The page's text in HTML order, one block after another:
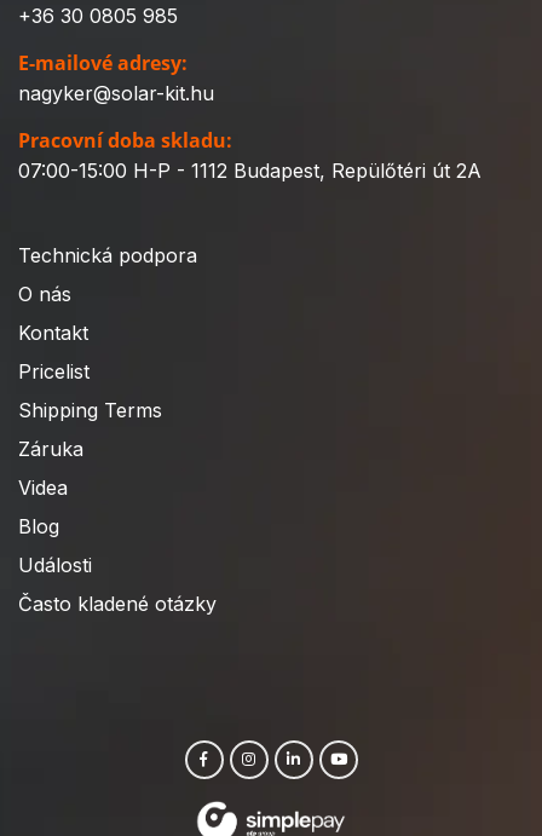
+36 30 0805 985
E-mailové adresy:
nagyker@solar-kit.hu
Pracovní doba skladu:
07:00-15:00 H-P - 1112 Budapest, Repülőtéri út 2A
Technická podpora
O nás
Kontakt
Pricelist
Shipping Terms
Záruka
Videa
Blog
Události
Často kladené otázky